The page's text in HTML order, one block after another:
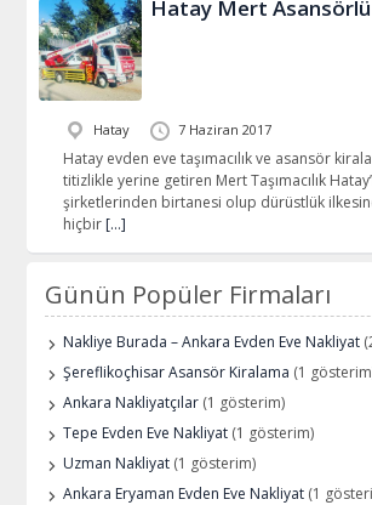
Hatay Mert
Hatay 7 Haziran 2017
Hatay evden eve taşımacılık ve asansör
titizlikle yerine getiren Mert Taşımacılık
şirketlerinden birtanesi olup dürüstlük
hiçbir […]
Günün Popüler Firmaları
Nakliye Burada – Ankara Evden Eve Nakliyat
Şereflikoçhisar Asansör Kiralama (1
Ankara Nakliyatçılar (1 gösterim)
Tepe Evden Eve Nakliyat (1 gösterim)
Uzman Nakliyat (1 gösterim)
Ankara Eryaman Evden Eve Nakliyat (1